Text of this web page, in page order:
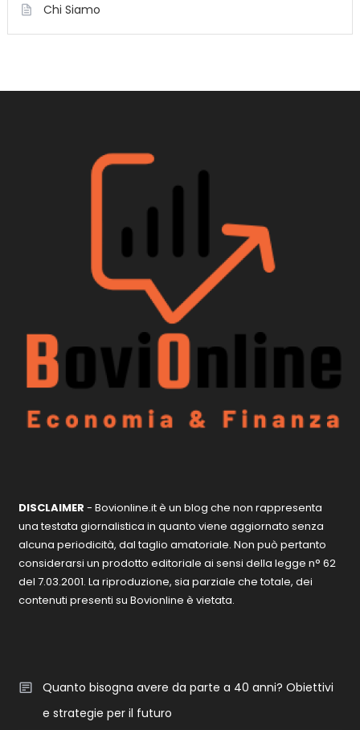
Chi Siamo
DISCLAIMER - Bovionline.it è un blog che non rappresenta
una testata giornalistica in quanto viene aggiornato senza
alcuna periodicità, dal taglio amatoriale. Non può pertanto
considerarsi un prodotto editoriale ai sensi della legge n° 62
del 7.03.2001. La riproduzione, sia parziale che totale, dei
contenuti presenti su Bovionline è vietata.
Quanto bisogna avere da parte a 40 anni? Obiettivi
e strategie per il futuro